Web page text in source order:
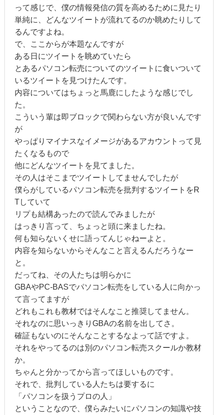
って感じで、僕の情報発信の質を高めるために見たり
単純に、どんなツイートが流れてるのか眺めたりして
るんですよね。
で、ここからが本題なんですが
ある日にツイートを眺めていたら
とあるパソコン転売についてのツイートに食いついて
いるツイートを見つけたんです。
内容についてはちょっと馬鹿にしたような感じでし
た。
こういう輩は即ブロックで関わらない方が良いんです
が
やっぱりマイナスなイメージがあるアカウントって見
たくなるもので
他にどんなツイートを見てました。
その人はそこまでツイートしてませんでしたが
僕らがしているパソコン転売を批判するツイートをR
Tしていて
リプも結構あったので読んでみましたが
はっきり言って、ちょっと頭に来ましたね。
何も知らないくせに語ってんじゃねーよと。
内容を知らないからそんなこと言えるんだろうなー
と。
だってね、その人たちは明らかに
GBAやPC-BASでパソコン転売をしている人に向かっ
て言ってますが
どれもこれも教材ではそんなこと推奨してません。
それなのに思いっきりGBAの名前を出してさ。
確証もないのにそんなことするなよって話ですよ。
それをやってるのは別のパソコン転売スクールか教材
か。
ちゃんと分かってから言ってほしいものです。
それで、批判している人たちは要するに
「パソコンを扱うプロの人」
ということなので、僕らみたいにパソコンの知識や技